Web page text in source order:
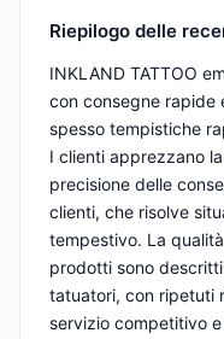
Riepilogo delle
INKLAND TATTOO
con consegne rapide
spesso tempistiche
I clienti apprezzano
precisione delle
clienti, che risolve
tempestivo. La
prodotti sono
tatuatori, con ripetuti
servizio competitivo